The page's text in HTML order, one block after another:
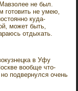
не был.
готовить не умею,
куда-
может быть,
отдыхать.
в Уфу
вообще что-
подвернулся очень